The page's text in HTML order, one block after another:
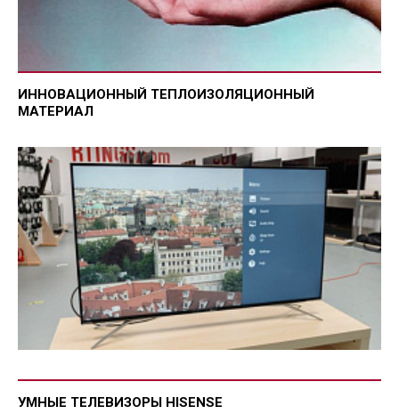
ИННОВАЦИОННЫЙ ТЕПЛОИЗОЛЯЦИОННЫЙ
МАТЕРИАЛ
УМНЫЕ ТЕЛЕВИЗОРЫ HISENSE